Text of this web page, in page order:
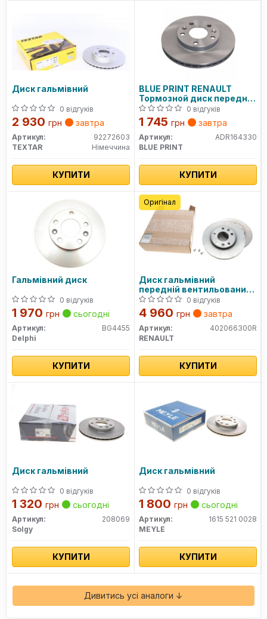
Диск гальмівний
0 відгуків
2 930 грн завтра
Артикул:
92272603
TEXTAR
Німеччина
КУПИТИ
BLUE PRINT RENAULT
Тормозной диск передн.
Duster 1.5dci (-abs)
0 відгуків
1 745 грн завтра
Артикул:
ADR164330
BLUE PRINT
КУПИТИ
Гальмівний диск
0 відгуків
1 970 грн сьогодні
Артикул:
BG4455
Delphi
КУПИТИ
Диск гальмівний
передній вентильований
d269 mm Renault Duster
2010- (402066300R)
Renault
0 відгуків
4 960 грн завтра
Артикул:
402066300R
RENAULT
КУПИТИ
Оригінал
Диск гальмівний
0 відгуків
1 320 грн сьогодні
Артикул:
208069
Solgy
КУПИТИ
Диск гальмівний
0 відгуків
1 800 грн сьогодні
Артикул:
1615 521 0028
MEYLE
КУПИТИ
Дивитись усі аналоги ↓